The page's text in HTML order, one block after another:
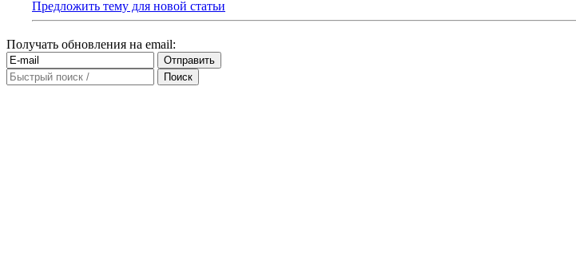
Предложить тему для новой статьи
Получать обновления на email: